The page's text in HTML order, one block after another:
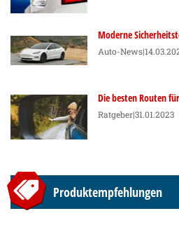
Moderne
Auto-News
Die besten Routen
Ratgeber|31.01.2023
Produktempfehlungen